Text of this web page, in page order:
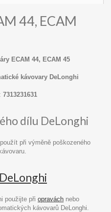
44, ECAM
ECAM 44, ECAM 45
kávovary DeLonghi
7313231631
dílu DeLonghi
při výměně poškozeného
použijte při opravách nebo
kávovarů DeLonghi.